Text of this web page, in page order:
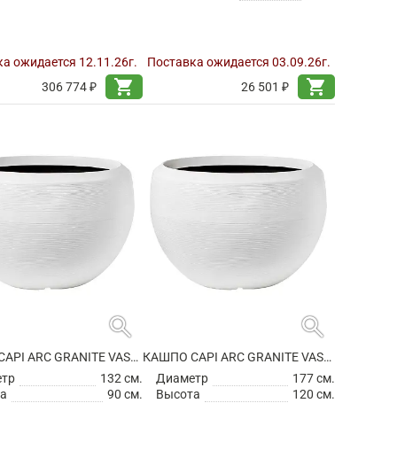
ожидается 12.11.26г.
306 774 ₽
shopping_cart
Поставка ожидается 03.09.26г.
26 501 ₽
shopping_cart
search
КАШПО CAPI ARC GRANITE VASE BALL WHITE
132 см.
90 см.
search
КАШПО CAPI ARC GRANITE VASE BALL WHITE
Диаметр
177 см.
Высота
120 см.